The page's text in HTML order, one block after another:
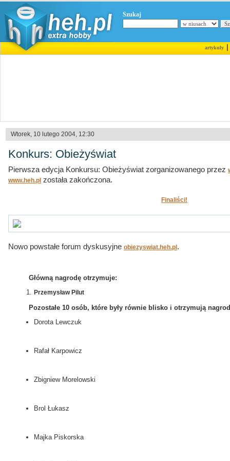
Szukaj
artykuły|
Wtorek, 10 lutego 2004, 12:30
Konkurs: Obieżyświat
Pierwsza edycja Konkursu: Obieżyświat zorganizowanego przez
www.heh.pl została zakończona.
Finaliści!
Nowo powstałe forum dyskusyjne obiezyswiat.heh.pl .
Główną nagrodę otrzymuje:
Przemysław Pilut
Pozostałe 10 osób, które były równie blisko i otrzymują
Dorota Lewczuk
Rafał Karpowicz
Zbigniew Morelowski
Brol Łukasz
Majka Piskorska